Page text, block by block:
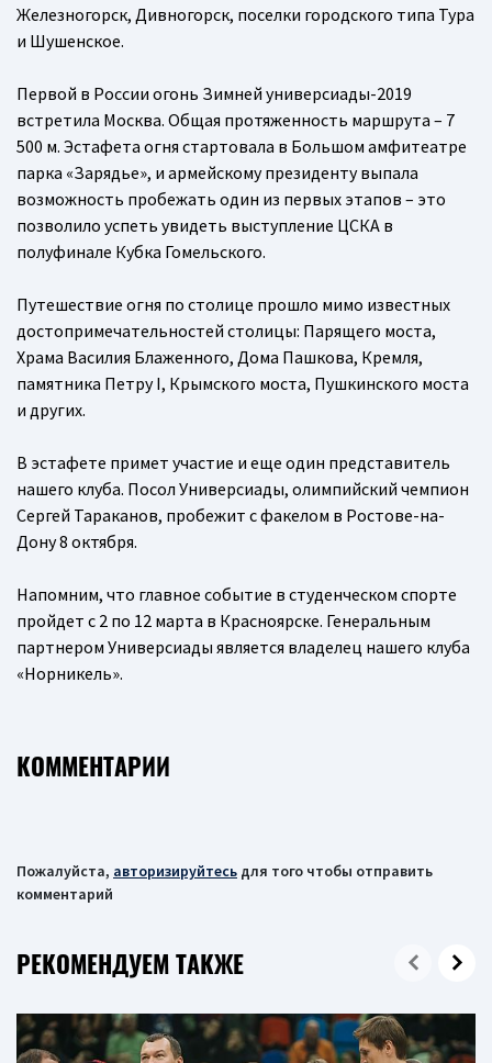
Железногорск, Дивногорск, поселки городского типа Тура
и Шушенское.
Первой в России огонь Зимней универсиады-2019
встретила Москва. Общая протяженность маршрута – 7
500 м. Эстафета огня стартовала в Большом амфитеатре
парка «Зарядье», и армейскому президенту выпала
возможность пробежать один из первых этапов – это
позволило успеть увидеть выступление ЦСКА в
полуфинале Кубка Гомельского.
Путешествие огня по столице прошло мимо известных
достопримечательностей столицы: Парящего моста,
Храма Василия Блаженного, Дома Пашкова, Кремля,
памятника Петру I, Крымского моста, Пушкинского моста
и других.
В эстафете примет участие и еще один представитель
нашего клуба. Посол Универсиады, олимпийский чемпион
Сергей Тараканов, пробежит с факелом в Ростове-на-
Дону 8 октября.
Напомним, что главное событие в студенческом спорте
пройдет с 2 по 12 марта в Красноярске. Генеральным
партнером Универсиады является владелец нашего клуба
«Норникель».
КОММЕНТАРИИ
Пожалуйста, авторизируйтесь для того чтобы отправить
комментарий
РЕКОМЕНДУЕМ ТАКЖЕ